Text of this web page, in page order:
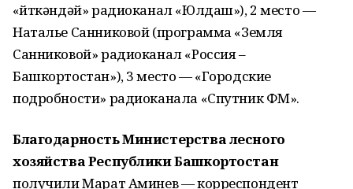
«Әйткәндәй» радиоканал «Юлдаш»), 2 место —
Наталье Санниковой (программа «Земля
Санниковой» радиоканал «Россия –
Башкортостан»), 3 место — «Городские
подробности» радиоканала «Спутник ФМ».
Благодарность Министерства лесного
хозяйства Республики Башкортостан
получили Марат Аминев — корреспондент